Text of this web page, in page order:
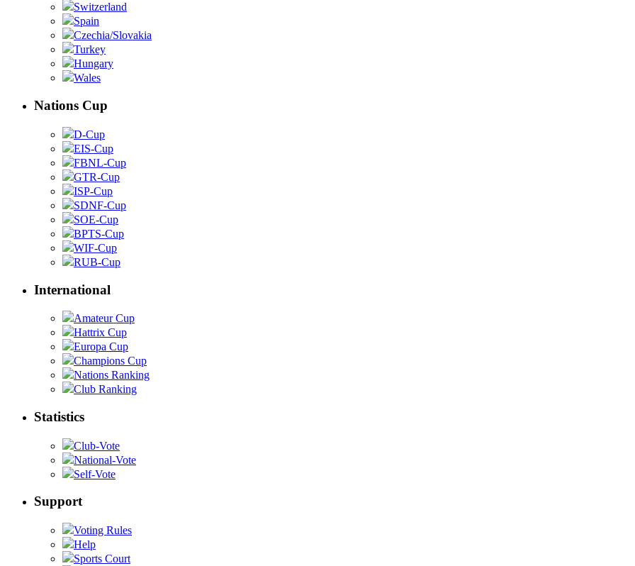
Switzerland
Spain
Czechia/Slovakia
Turkey
Hungary
Wales
Nations Cup
D-Cup
EIS-Cup
FBNL-Cup
GTR-Cup
ISP-Cup
SDNF-Cup
SOE-Cup
BPTS-Cup
WIF-Cup
RUB-Cup
International
Amateur Cup
Hattrix Cup
Europa Cup
Champions Cup
Nations Ranking
Club Ranking
Statistics
Club-Vote
National-Vote
Self-Vote
Support
Voting Rules
Help
Sports Court